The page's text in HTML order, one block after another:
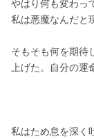
やはり何も変わっ
私は悪魔なんだと
そもそも何を期待
上げた。自分の運
私はため息を深く